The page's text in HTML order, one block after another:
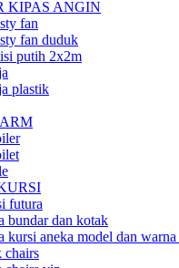
KIPAS ANGIN
fan
fan duduk
putih 2x2m
plastik
futura
bundar dan kotak
kursi aneka model dan
chairs